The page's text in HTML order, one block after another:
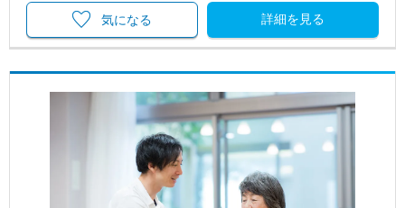
詳細を見る
気になる